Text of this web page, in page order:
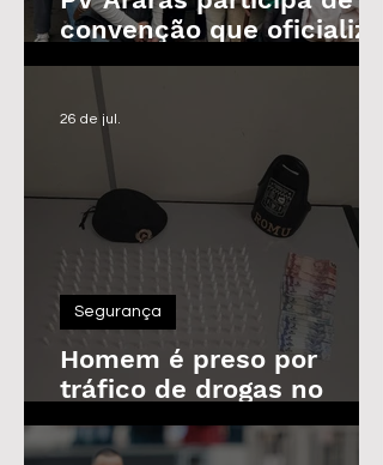
convenção que oficializa
candidaturas da
Homem é preso por
tráfico de drogas no
Parque das Árvores, em
Araras
Segurança
26 de jul.